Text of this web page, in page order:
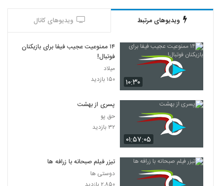
ویدیوهای مرتبط ویدیوهای کانال
۱۰:۳۰
۱۴ ممنوعیت عجیب فیفا برای بازیکنان
فوتبال!
میلاد
۱۵۰ بازدید
۰۱:۵۷:۰۵
پسری از بهشت
حق پو
۳۲ بازدید
تیزر فیلم صبحانه با زرافه ها
دوستی ها